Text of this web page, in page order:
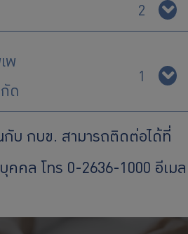
2
พ
กัด
กับ กบข. สามารถติดต่อได้ที่
คคล โทร 0-2636-1000 อีเมล